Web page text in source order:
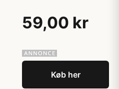
59,00 kr
Køb her